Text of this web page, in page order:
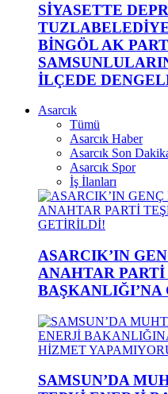
SİYASETTE
BİNGÖL AK
İLÇEDE
Asarcık
Tümü
Asarcık Haber
Asarcık Son
Asarcık Spor
İş İlanları
ASARCIK’IN
ANAHTAR
SAMSUN’DA